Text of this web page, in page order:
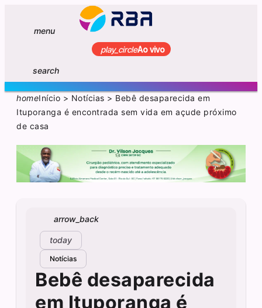
menu
play_circleAo vivo
search
homeInício > Notícias > Bebê desaparecida em
Ituporanga é encontrada sem vida em açude próximo
de casa
arrow_back
today
Notícias
Bebê desaparecida
em Ituporanga é